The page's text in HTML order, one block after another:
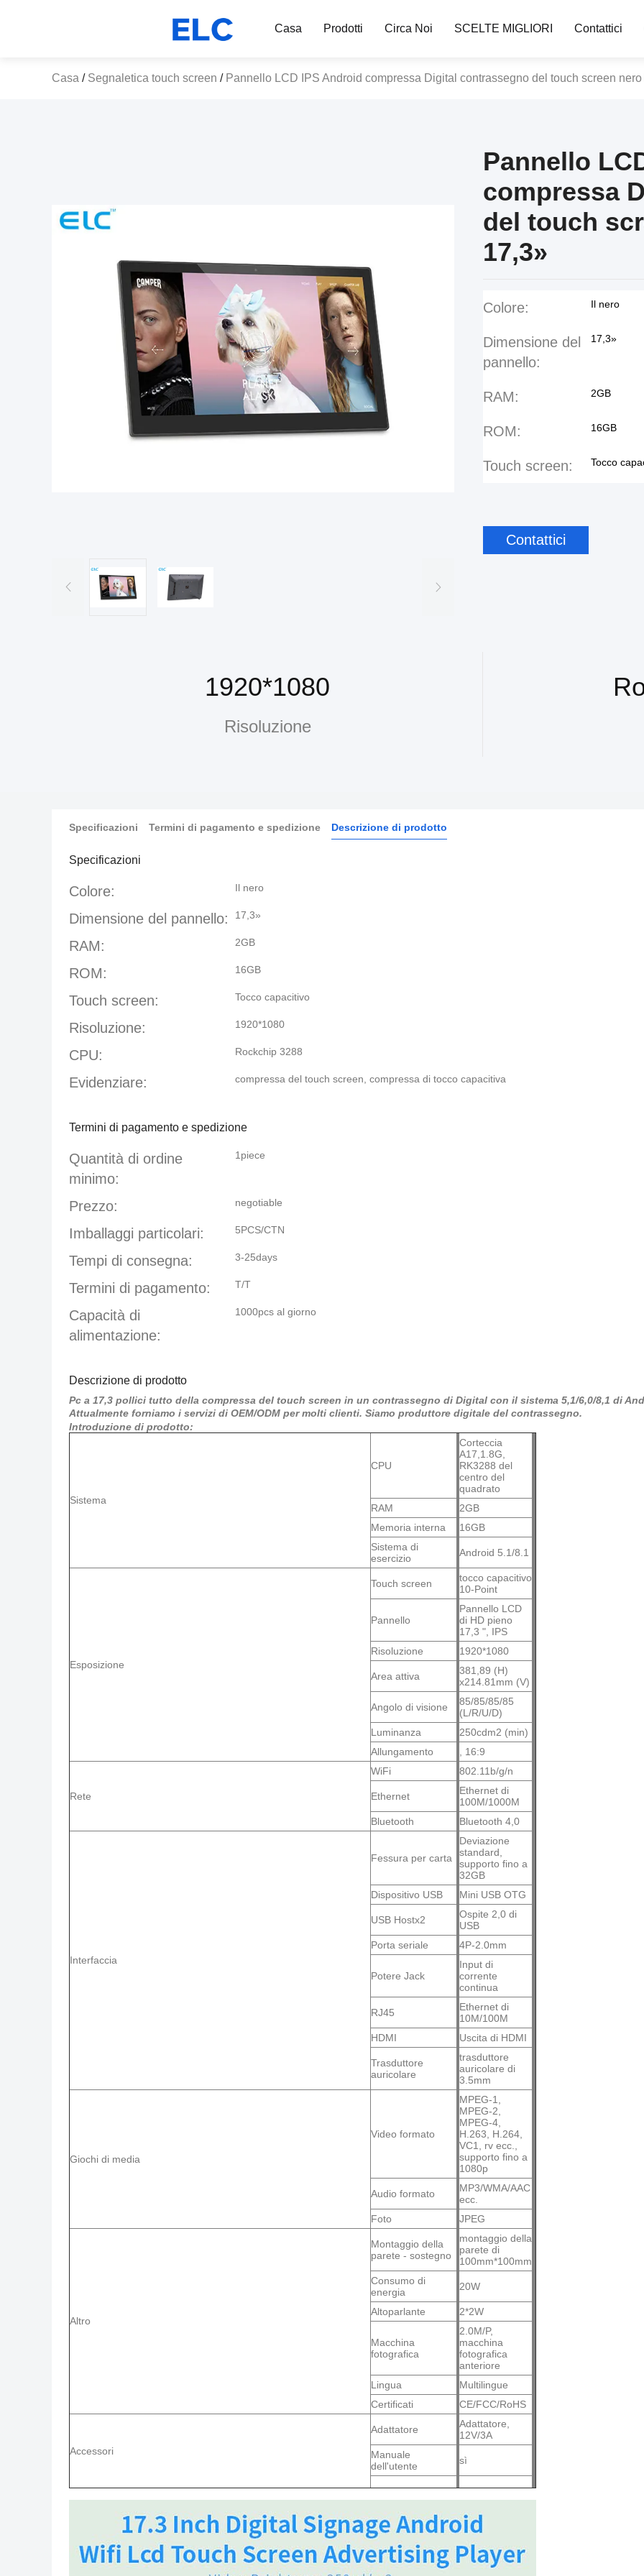
Casa Prodotti Circa Noi SCELTE MIGLIORI Contattici
Casa / Segnaletica touch screen / Pannello LCD IPS Android compressa Digital contrassegno del touch screen
Pannello
compressa
del touch
17,3»
Colore: Il nero
Dimensione del
pannello:
17,3»
RAM: 2GB
ROM: 16GB
Touch screen: Tocco
Contattici
1920*1080
Risoluzione
Specificazioni Termini di pagamento e spedizione Descrizione di prodotto
Specificazioni
Colore: Il nero
Dimensione del pannello: 17,3»
RAM: 2GB
ROM: 16GB
Touch screen: Tocco capacitivo
Risoluzione: 1920*1080
CPU: Rockchip 3288
Evidenziare: compressa del touch screen compressa di tocco capacitiva
Termini di pagamento e spedizione
Quantità di ordine
minimo:
1piece
Prezzo: negotiable
Imballaggi particolari: 5PCS/CTN
Tempi di consegna: 3-25days
Termini di pagamento: T/T
Capacità di
alimentazione:
1000pcs al giorno
Descrizione di prodotto
Pc a 17,3 pollici tutto della compressa del touch screen in un contrassegno di Digital con il sistema 5,1/6,0/8,1 di
Attualmente forniamo i servizi di OEM/ODM per molti clienti. Siamo produttore digitale del contrassegno.
Introduzione di prodotto:
Sistema
CPU
Corteccia
A17,1.8G,
RK3288 del
centro del
quadrato
RAM
2GB
Memoria interna
16GB
Sistema di
esercizio
Android 5.1/8.1
Esposizione
Touch screen
tocco capacitivo
10-Point
Pannello
Pannello LCD
di HD pieno
17,3 ", IPS
Risoluzione
1920*1080
Area attiva
381,89 (H)
x214.81mm (V)
Angolo di visione
85/85/85/85
(L/R/U/D)
Luminanza
250cdm2 (min)
Allungamento
, 16:9
Rete
WiFi 802.11b/g/n
Ethernet
Ethernet di
100M/1000M
Bluetooth
Bluetooth 4,0
Interfaccia
Fessura per carta
Deviazione
standard,
supporto fino a
32GB
Dispositivo USB
Mini USB OTG
USB Hostx2
Ospite 2,0 di
USB
Porta seriale
4P-2.0mm
Potere Jack
Input di
corrente
continua
RJ45
Ethernet di
10M/100M
HDMI
Uscita di HDMI
Trasduttore
auricolare
trasduttore
auricolare di
3.5mm
Giochi di media
Video formato
MPEG-1,
MPEG-2,
MPEG-4,
H.263, H.264,
VC1, rv ecc.,
supporto fino a
1080p
Audio formato
MP3/WMA/AAC
ecc.
Foto
JPEG
Altro
Montaggio della
parete - sostegno
montaggio della
parete di
100mm*100mm
Consumo di
energia
20W
Altoparlante 2*2W
Macchina
fotografica
2.0M/P,
macchina
fotografica
anteriore
Lingua
Multilingue
Certificati
CE/FCC/RoHS
Accessori
Adattatore
Adattatore,
12V/3A
Manuale
dell'utente
sì